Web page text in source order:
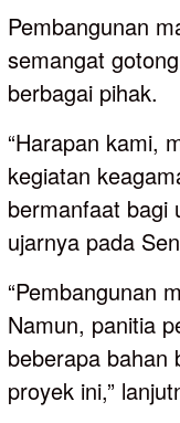
Pembangunan
semangat
berbagai pihak.
“Harapan kami,
kegiatan
bermanfaat bagi
ujarnya pada
“Pembangunan
Namun, panitia
beberapa bahan
proyek ini,”